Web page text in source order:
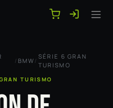
/ BMW/
SÉRIE 6 GRAN
TURISMO
TURISMO